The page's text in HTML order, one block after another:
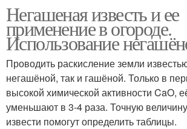
Негашеная известь и ее
применение в огороде.
Использование
Проводить раскисление земли
негашёной, так и гашёной. Только в
высокой химической активности CaO,
уменьшают в 3-4 раза. Точную
извести помогут определить таблицы.